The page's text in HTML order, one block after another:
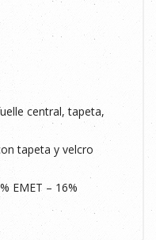
central, tapeta,
tapeta y velcro
EMET – 16%